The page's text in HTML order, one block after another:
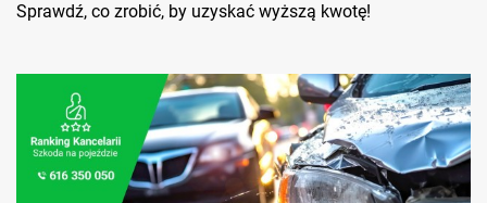
Sprawdź, co zrobić, by uzyskać wyższą kwotę!